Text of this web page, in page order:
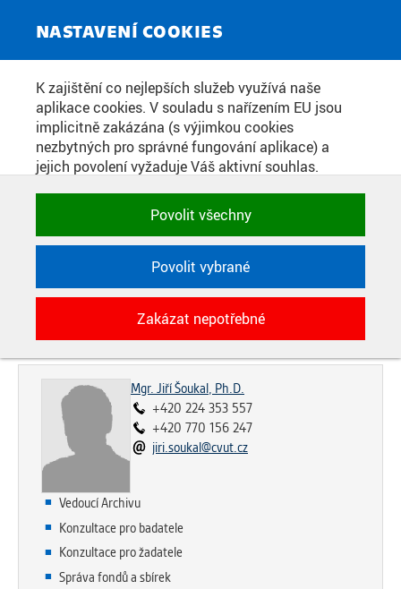
NASTAVENÍ COOKIES
K zajištění co nejlepších služeb využívá naše
aplikace cookies. V souladu s nařízením EU jsou
implicitně zakázána (s výjimkou cookies
nezbytných pro správné fungování aplikace) a
jejich povolení vyžaduje Váš aktivní souhlas.
zakázat, případně vybrat a povolit cookies podle
kategorie. Svoje rozhodnutí můžete samozřejmě
kdykoli změnit.
POTŘEBNÉ
Technické cookies využívané aplikacemi
ČVUT pro uchování jejich nastavení,
vlastností a identifikátorů relace. Jsou
nezbytné pro správné fungování a jsou
vždy aktivní.
ANALYTICKÉ
statistických údajů, které nám pomáhají
vylepšovat naše aplikace. Zpravidla jde o
cookies systémů třetích stran, které k
těmto účelům využíváme.
Povolit všechny
Povolit vybrané
Zakázat nepotřebné
You are here
Home »Veřejnost»Archiv ČVUT
KONTAKTY
Archiv ČVUT Pro veřejnost
Pro badatele
Knihovna
Předarchivní péče
Kontakty
Vedení
Mgr. Jiří Šoukal, Ph.D.
+420 224 353 557
+420 770 156 247
jiri.soukal@cvut.cz
Vedoucí Archivu
Konzultace pro badatele
Konzultace pro žadatele
Správa fondů a sbírek